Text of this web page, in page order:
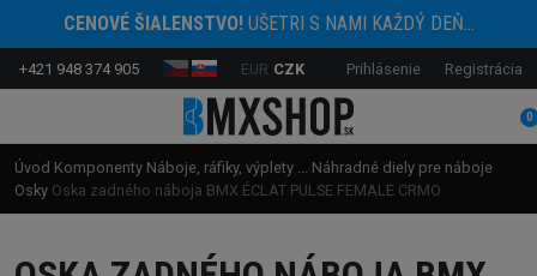
CENOVÉ ŠIALENSTVO!UŠETRI S NAMI KAŽDÝ DEŇ...
+421 948 374 905 EUR CZK Prihlásenie Registrácia
0
Úvod Komponenty Náboje, ráfiky, výplety ...
Náhradné diely pre náboje
Osky Oska zadného náboja BMX ÉCLAT PULSE FEMALE CRMO